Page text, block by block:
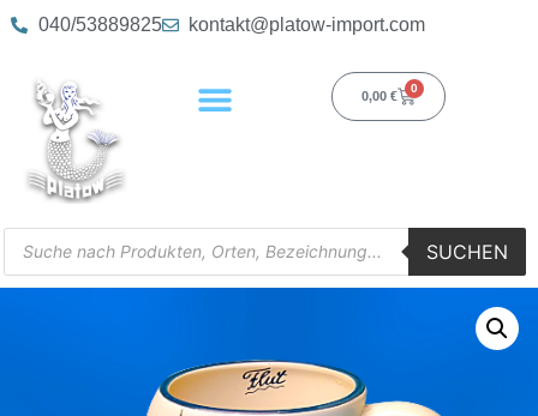
040/53889825 kontakt@platow-import.com
0,00 €
0
SUCHEN